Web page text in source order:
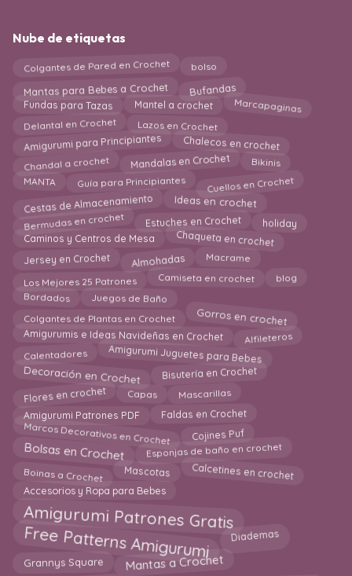
Nube de etiquetas
Colgantes de Pared en Crochet bolso
Mantas para Bebes a Crochet Bufandas
Fundas para Tazas Mantel a crochet Marcapaginas
Delantal en Crochet Lazos en Crochet
Amigurumi para Principiantes Chalecos en crochet
Chandal a crochet Mandalas en Crochet Bikinis
MANTA Guía para Principiantes Cuellos en Crochet
Cestas de Almacenamiento Ideas en crochet
Bermudas en crochet Estuches en Crochet holiday
Caminos y Centros de Mesa Chaqueta en crochet
Jersey en Crochet Almohadas Macrame
Los Mejores 25 Patrones Camiseta en crochet blog
Bordados Juegos de Baño
Colgantes de Plantas en Crochet Gorros en crochet
Amigurumis e Ideas Navideñas en Crochet Alfileteros
Calentadores Amigurumi Juguetes para Bebes
Decoración en Crochet Bisutería en Crochet
Flores en crochet Capas Mascarillas
Amigurumi Patrones PDF Faldas en Crochet
Marcos Decorativos en Crochet Cojines Puf
Bolsas en Crochet Esponjas de baño en crochet
Boinas a Crochet Mascotas Calcetines en crochet
Accesorios y Ropa para Bebes
Amigurumi Patrones Gratis
Free Patterns Amigurumi Diademas
Grannys Square Mantas a Crochet